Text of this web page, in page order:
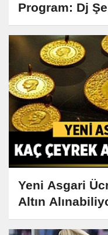
Program: Dj
Yayını Büyük
Yeni Asgari
Altın